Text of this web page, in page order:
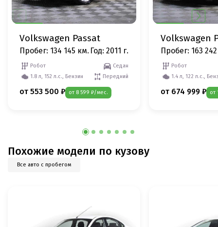
Volkswagen Passat
Пробег: 134 145 км. Год: 2011 г.
Робот
Седан
1.8 л, 152 л.с., Бензин
Передний
от 553 500 ₽ от 8 599 ₽/мес.
Volkswagen
Пробег: 163
Робот
1.4 л, 122 л.с.,
от 674 999 ₽ от
Похожие модели по кузову
Все авто с пробегом